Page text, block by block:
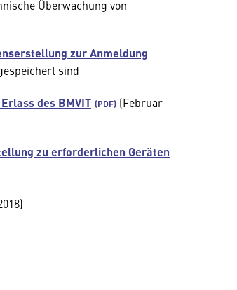
Überwachung von
zur Anmeldung
sind
des BMVIT
(Februar
zu erforderlichen Geräten